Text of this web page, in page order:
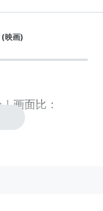
(映画)
画面比：